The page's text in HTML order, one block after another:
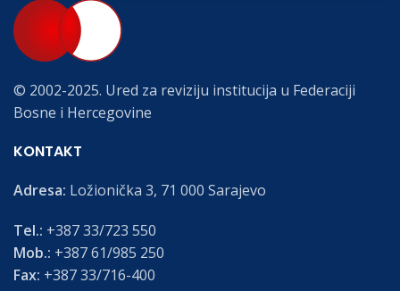
© 2002-2025. Ured za reviziju institucija u Federaciji
Bosne i Hercegovine
KONTAKT
Adresa: Ložionička 3, 71 000 Sarajevo
Tel.: +387 33/723 550
Mob.: +387 61/985 250
Fax: +387 33/716-400